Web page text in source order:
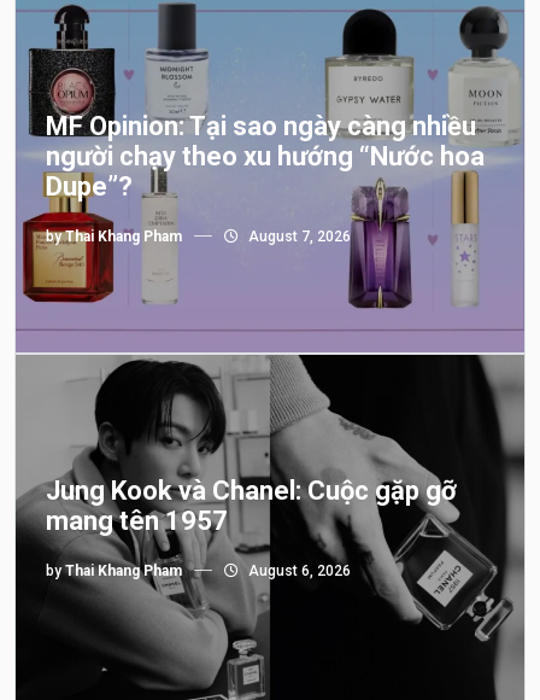
MF Opinion: Tại sao ngày càng nhiều
người chạy theo xu hướng “Nước hoa
Dupe”?
byThai Khang Pham August 7, 2026
Jung Kook và Chanel: Cuộc gặp gỡ
mang tên 1957
byThai Khang Pham August 6, 2026